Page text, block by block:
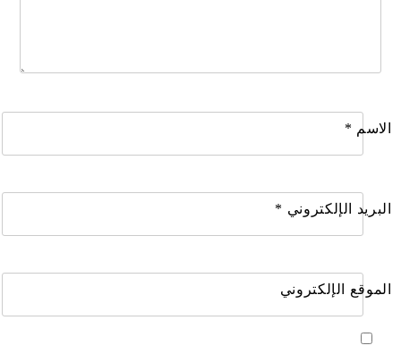
الاسم *
البريد الإلكتروني *
الموقع الإلكتروني